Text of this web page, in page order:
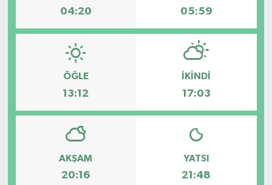
04:20 05:59
ÖĞLE
13:12
İKINDI
17:03
AKŞAM
20:16
YATSI
21:48